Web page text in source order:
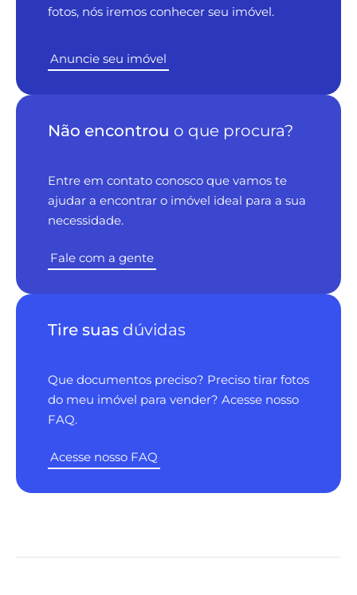
fotos, nós iremos conhecer seu imóvel.
Anuncie seu imóvel
Não encontrou o que procura?
Entre em contato conosco que vamos te
ajudar a encontrar o imóvel ideal para a sua
necessidade.
Fale com a gente
Tire suas dúvidas
Que documentos preciso? Preciso tirar fotos
do meu imóvel para vender? Acesse nosso
FAQ.
Acesse nosso FAQ